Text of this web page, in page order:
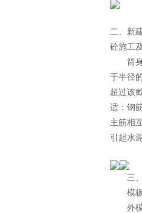
二、新
砼施工
筒身
于半径
超过该
适：钢
主筋相
引起水
三、
模板
外模